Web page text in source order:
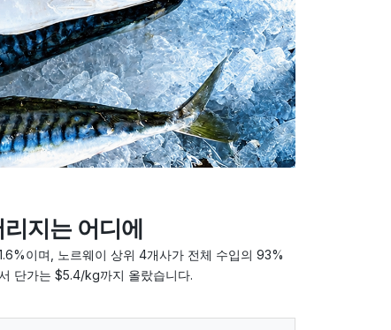
지는 어디에
이며, 노르웨이 상위 4개사가 전체 수입의 93%
단가는 $5.4/kg까지 올랐습니다.